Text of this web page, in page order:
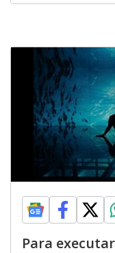
Para